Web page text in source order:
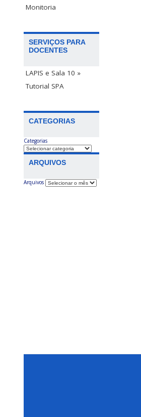
Monitoria
SERVIÇOS PARA
DOCENTES
LAPIS e Sala 10 »
Tutorial SPA
CATEGORIAS
Categorias
ARQUIVOS
Arquivos